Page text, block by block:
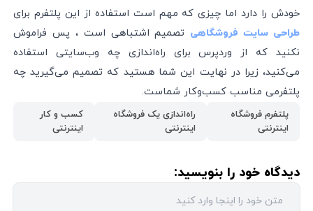
خودش را دارد اما چیزی که مهم است استفاده از این پلتفرم برای
طراحی سایت فروشگاهی تصمیم اشتباهی است ، پس فراموش
نکنید که از وردپرس برای راه‌اندازی چه وب‌سایتی استفاده
می‌کنید، زیرا در نهایت این شما هستید که تصمیم می‌گیرید چه
پلتفرمی مناسب کسب‌و‌کار شماست.
پلتفرم فروشگاه
اینترنتی
راه‌اندازی یک فروشگاه
اینترنتی
کسب و کار
اینترنتی
دیدگاه خود را بنویسید: